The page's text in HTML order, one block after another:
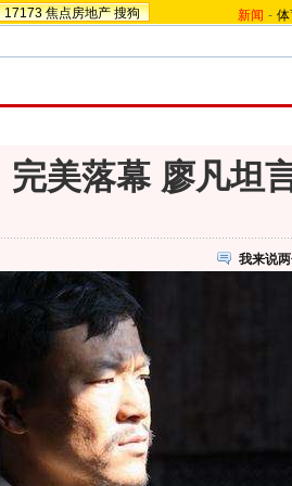
17173 焦点房地产 搜狗 新闻 -
完美落幕 廖凡坦
我来说